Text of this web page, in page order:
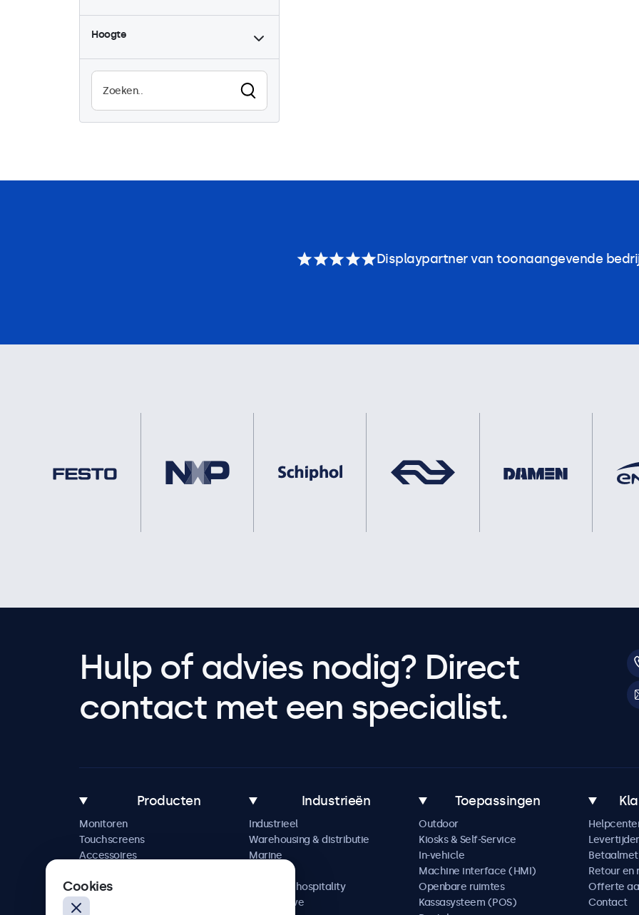
Hoogte
Displaypartner van toonaangevende
Hulp of advies nodig? Direct
contact met een specialist.
Producten
Monitoren
Touchscreens
Accessoires
Industrieën
Industrieel
Warehousing & distributie
Marine
Horeca & hospitality
Automotive
Toepassingen
Outdoor
Kiosks & Self-Service
In-vehicle
Machine interface (HMI)
Openbare ruimtes
Kassasysteem (POS)
Retour en
Offerte
Contact
Cookies